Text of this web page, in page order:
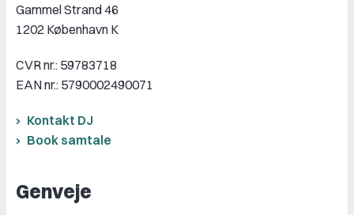
Gammel Strand 46
1202 København K
CVR nr.: 59783718
EAN nr.: 5790002490071
Kontakt DJ
Book samtale
Genveje